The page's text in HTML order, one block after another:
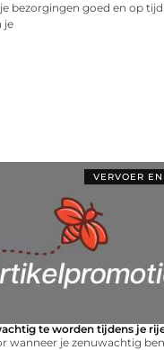
bezorgingen goed en op
je
VERVOER
te worden tijdens je
wanneer je zenuwachtig